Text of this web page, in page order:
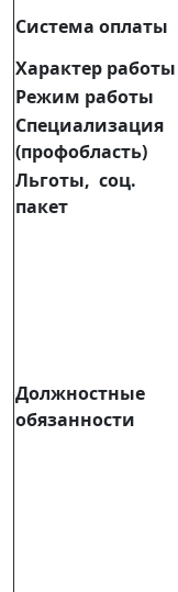
Система оплаты
Характер работы
Режим работы
Специализация
(профобласть)
Льготы, соц.
пакет
Должностные
обязанности